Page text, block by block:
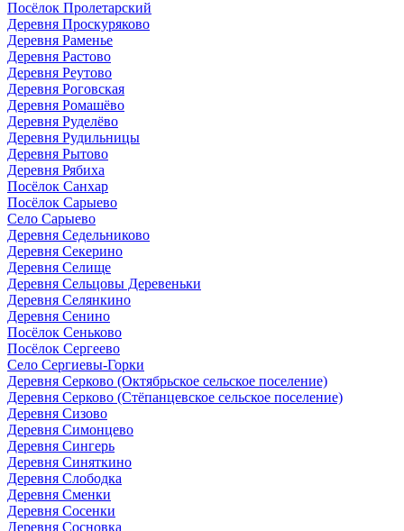
Посёлок Пролетарский
Деревня Проскуряково
Деревня Раменье
Деревня Растово
Деревня Реутово
Деревня Роговская
Деревня Ромашёво
Деревня Руделёво
Деревня Рудильницы
Деревня Рытово
Деревня Рябиха
Посёлок Санхар
Посёлок Сарыево
Село Сарыево
Деревня Седельниково
Деревня Секерино
Деревня Селище
Деревня Сельцовы Деревеньки
Деревня Селянкино
Деревня Сенино
Посёлок Сеньково
Посёлок Сергеево
Село Сергиевы-Горки
Деревня Серково (Октябрьское сельское поселение)
Деревня Серково (Стёпанцевское сельское поселение)
Деревня Сизово
Деревня Симонцево
Деревня Сингерь
Деревня Синяткино
Деревня Слободка
Деревня Сменки
Деревня Сосенки
Деревня Сосновка